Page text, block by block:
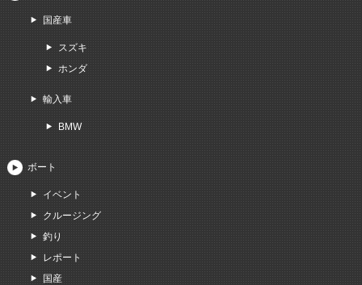
国産車
スズキ
ホンダ
輸入車
BMW
ボート
イベント
クルージング
釣り
レポート
国産